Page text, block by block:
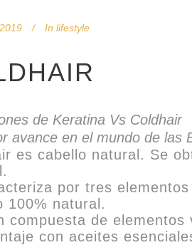
In lifestyle
de Keratina Vs Coldhair
avance en el mundo de las
es cabello natural. Se
por tres
100% natural.
compuesta de elementos
con aceites